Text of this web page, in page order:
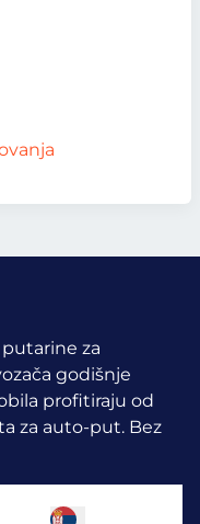
za
godišnje
profitiraju od
za auto-put. Bez